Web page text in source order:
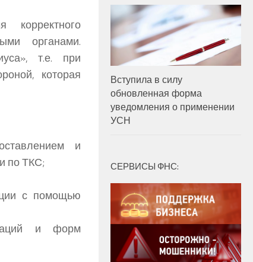
органами.
т.е. при
которая
и
по ТКС;
с помощью
и форм
Вступила в силу
обновленная форма
уведомления о применении
УСН
СЕРВИСЫ ФНС: